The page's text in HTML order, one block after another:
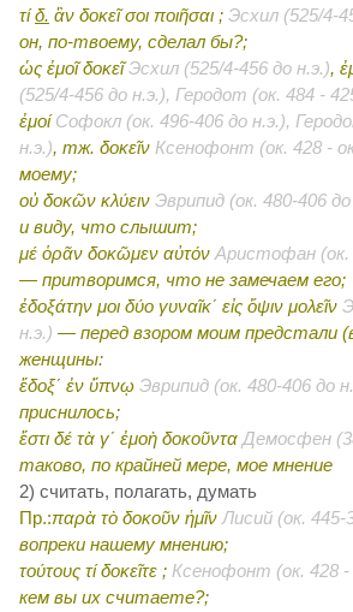
τίδ. ἂν δοκεῖ σοι ποιῆσαι ; Эсхил (525/4-
он, по-твоему, сделал бы?;
ὡς ἐμοῖ δοκεῖЭсхил (525/4-456 до н.э.),
(525/4-456 до н.э.), Геродот (ок. 484 -
ἐμοίСофокл (ок. 496-406 до н.э.),
н.э.), тж. δοκεῖν Ксенофонт (ок. 428 -
моему;
οὐ δοκῶν κλύειν Эврипид (ок. 480-406 до
и виду, что слышит;
μέ ὁρᾶν δοκῶμεν αὐτόν Аристофан (ок.
— притворимся, что не замечаем его;
ἐδοξάτην μοι δύο γυναῖκ΄ εἰς ὄψιν μολεῖν
н.э.) — перед взором моим предстали
женщины:
ἔδοξ΄ ἐν ὕπνῳ Эврипид (ок. 480-406 до
приснилось;
ἔστι δέ τὰ γ΄ ἐμοὴ δοκοῦντα Демосфен
таково, по крайней мере, мое мнение
2) считать, полагать, думать
Пр.:παρὰ τὸ δοκοῦν ἡμῖν Лисий (ок. 445-
вопреки нашему мнению;
τούτους τί δοκεῖτε ; Ксенофонт (ок. 428 -
кем вы их считаете?;